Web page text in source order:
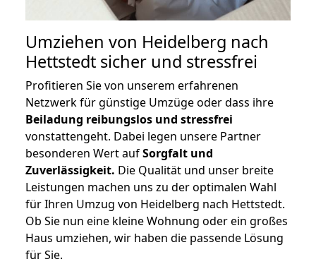
Umziehen von Heidelberg nach
Hettstedt sicher und stressfrei
Profitieren Sie von unserem erfahrenen
Netzwerk für günstige Umzüge oder dass ihre
Beiladung reibungslos und stressfrei
vonstattengeht. Dabei legen unsere Partner
besonderen Wert aufSorgfalt und
Zuverlässigkeit. Die Qualität und unser breite
Leistungen machen uns zu der optimalen Wahl
für Ihren Umzug von Heidelberg nach Hettstedt.
Ob Sie nun eine kleine Wohnung oder ein großes
Haus umziehen, wir haben die passende Lösung
für Sie.